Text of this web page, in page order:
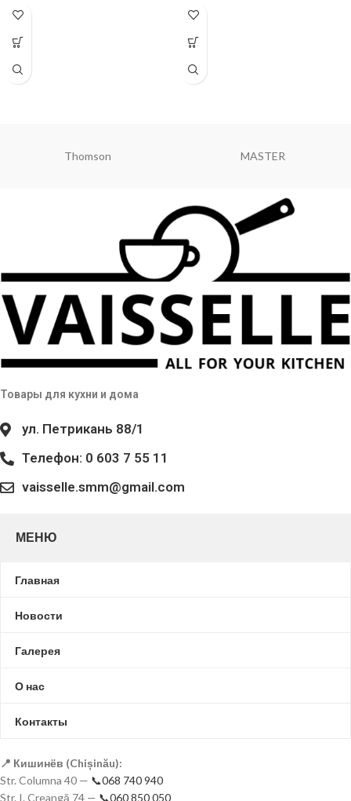
пластик
пластик
Thomson MASTER
Товары для кухни и дома
ул. Петрикань 88/1
Телефон: 0 603 7 55 11
vaisselle.smm@gmail.com
МЕНЮ
Главная
Новости
Галерея
О нас
Контакты
📍 Кишинёв (Chișinău):
Str. Columna 40 — 📞068 740 940
Str. I. Creangă 74 — 📞060 850 050